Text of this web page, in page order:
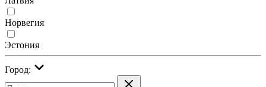
Норвегия
Эстония
Город: